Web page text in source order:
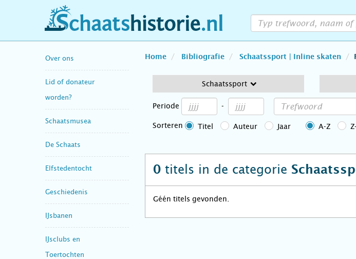
schaatshistorie.nl
Over ons
Lid of donateur
worden?
Schaatsmusea
De Schaats
Elfstedentocht
Geschiedenis
IJsbanen
IJsclubs en
Toertochten
Home Bibliografie Schaatssport | Inline skaten
Schaatssport
Periode -
Sorteren Titel Auteur Jaar A-Z
0 titels in de categorie
Géén titels gevonden.